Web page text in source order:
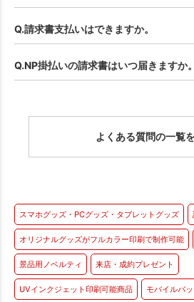
Q.請求書支払いはできますか。
Q.NP掛払いの請求書はいつ届きますか。
よくある質問の一覧
スマホグッズ・PCグッズ・タブレットグッズ
オリジナルグッズがフルカラー印刷で制作可能
景品用ノベルティ 来店・成約プレゼント
UVインクジェット印刷可能商品 モバイルバ